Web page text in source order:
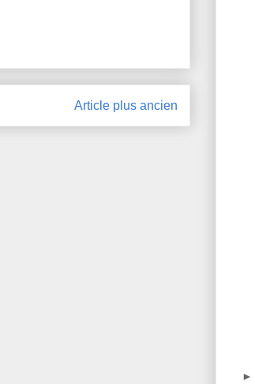
Article plus ancien
►